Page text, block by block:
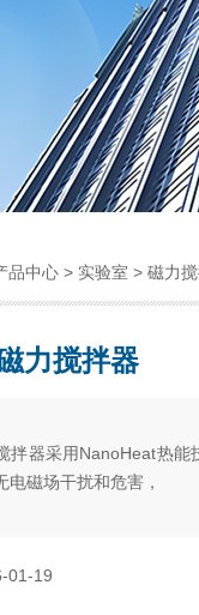
品中心 > 实验室 > 磁力
力搅拌器
拌器采用NanoHeat热能
电磁场干扰和危害，
01-19